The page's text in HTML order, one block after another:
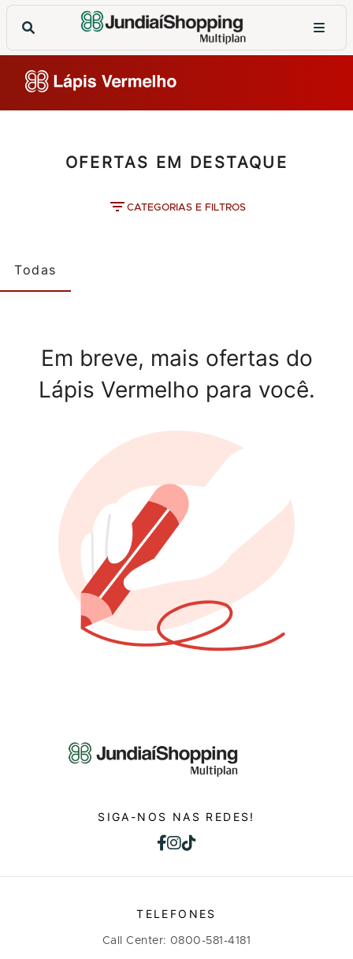
OFERTAS EM DESTAQUE
CATEGORIAS E FILTROS
Todas
Em breve, mais ofertas do
Lápis Vermelho para você.
SIGA-NOS NAS REDES!
TELEFONES
Call Center: 0800-581-4181